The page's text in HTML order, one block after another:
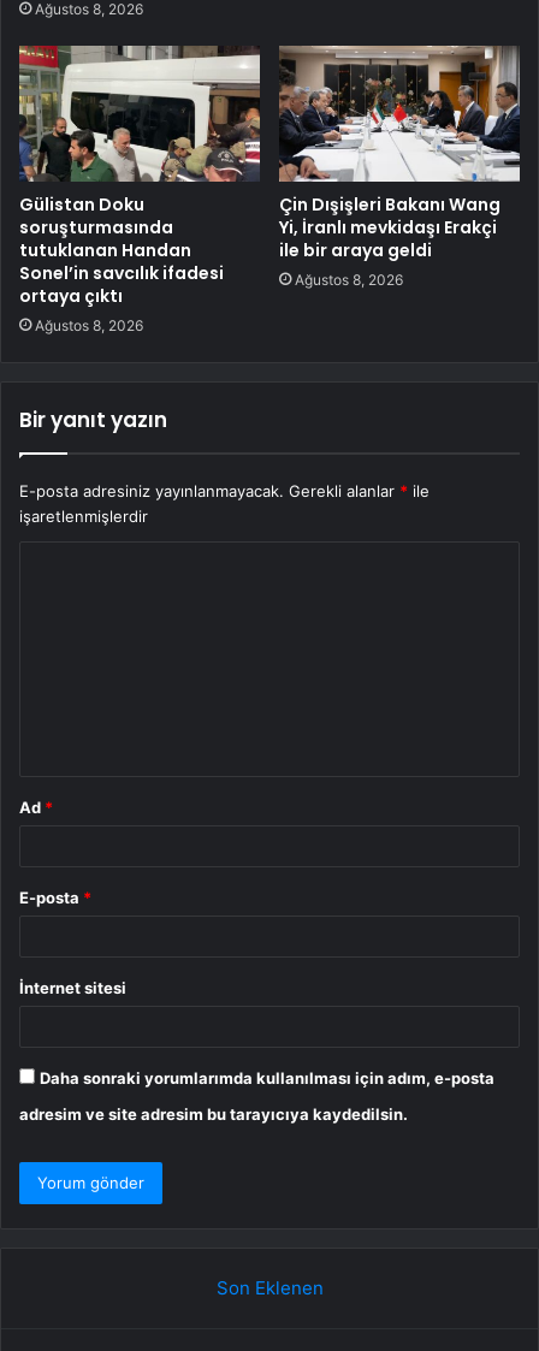
Ağustos 8, 2026
Gülistan Doku
soruşturmasında
tutuklanan Handan
Sonel’in savcılık ifadesi
ortaya çıktı
Ağustos 8, 2026
Çin Dışişleri Bakanı Wang
Yi, İranlı mevkidaşı Erakçi
ile bir araya geldi
Ağustos 8, 2026
Bir yanıt yazın
E-posta adresiniz yayınlanmayacak. Gerekli alanlar * ile
işaretlenmişlerdir
Ad *
E-posta *
İnternet sitesi
Daha sonraki yorumlarımda kullanılması için adım, e-posta
adresim ve site adresim bu tarayıcıya kaydedilsin.
Son Eklenen